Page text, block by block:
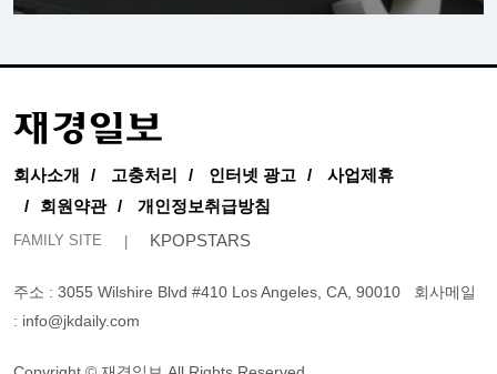
회사소개 고충처리 인터넷 광고
사업제휴
회원약관
개인정보취급방침
FAMILY SITE KPOPSTARS
주소 : 3055 Wilshire Blvd #410 Los Angeles, CA, 90010 회사메일
: info@jkdaily.com